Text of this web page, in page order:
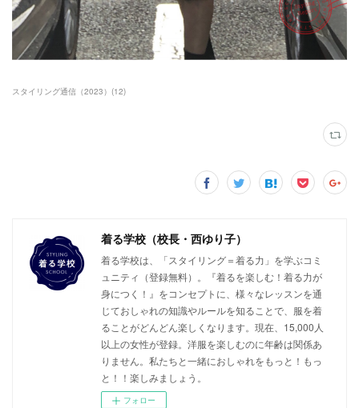
スタイリング通信（2023） (12)
着る学校（校長・西ゆり子）
着る学校は、「スタイリング＝着る力」を学ぶコミ
ュニティ（登録無料）。『着るを楽しむ！着る力が
身につく！』をコンセプトに、様々なレッスンを通
じておしゃれの知識やルールを知ることで、服を着
ることがどんどん楽しくなります。現在、15,000人
以上の女性が登録。洋服を楽しむのに年齢は関係あ
りません。私たちと一緒におしゃれをもっと！もっ
と！！楽しみましょう。
フォロー